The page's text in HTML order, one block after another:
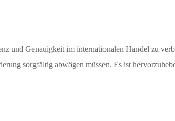
und Genauigkeit im internationalen Handel zu
sorgfältig abwägen müssen. Es ist